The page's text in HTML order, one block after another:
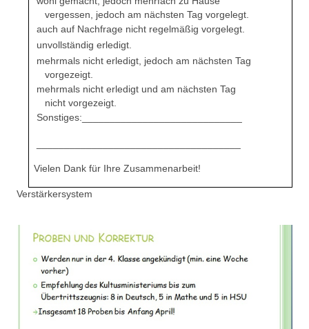
vergessen, jedoch am nächsten Tag vorgelegt.
auch auf Nachfrage nicht regelmäßig vorgelegt.
unvollständig erledigt.
mehrmals nicht erledigt, jedoch am nächsten Tag
vorgezeigt.
mehrmals nicht erledigt und am nächsten Tag
nicht vorgezeigt.
Sonstiges:_____________________________
Vielen Dank für Ihre Zusammenarbeit!
Verstärkersystem